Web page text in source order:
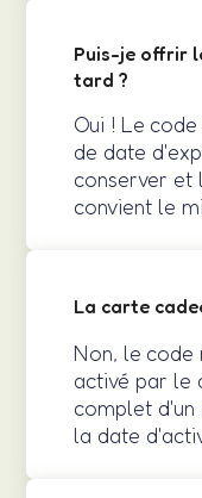
Puis-je offrir
tard ?
Oui ! Le
de date
conserver et
convient le
La carte
Non, le code
activé par le
complet
la date